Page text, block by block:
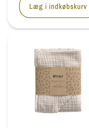
Læg i indkøbskurv